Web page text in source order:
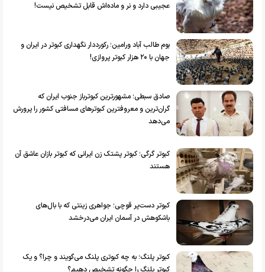
عجیبی دارد و نر و ماده‌اش قابل تشخیص نیست!
بوم طالب آباد ورامین؛ رکورددار نگهداری کبوتر در ایران و
جهان با ۲۰ هزار کبوتر پروازی!
صادق سبطی؛ مشهورترین کبوترباز جنوب ایران که
گران‌ترین و معروفترین کبوترهای مسافتی کشور را پرورش
می‌دهد
کبوتر گرگی؛ کبوتر پشتک زن ایرانی که کبوتر بازان عاشق آن
هستند
کبوتر دست‌پر قوچی؛ جواهری زینتی که با بال‌های
باشکوهش در آسمان ایران می‌درخشد
کبوتر پلنگ؛ به چه کبوتری پلنگ می‌گویند و چرا؟ و یک
کبوتر پلنگ را چگونه تشخیص دهیم؟